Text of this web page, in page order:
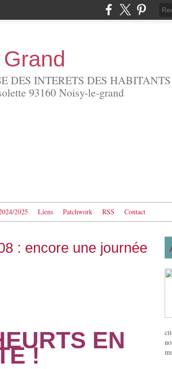
DES INTERETS DES
93160 Noisy-le-grand
2025 Liens Patchwork RSS Contact
: encore une journée
EN
!